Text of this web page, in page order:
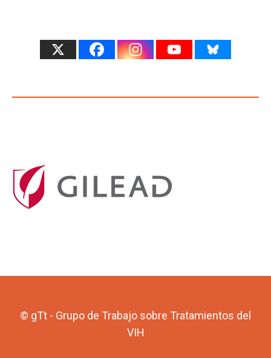
© gTt - Grupo de Trabajo sobre Tratamientos del
VIH